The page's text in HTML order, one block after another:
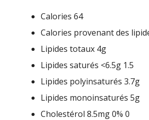
Calories 64
Calories provenant des
Lipides totaux 4g
Lipides saturés <6.5g 1.5
Lipides polyinsaturés 3.7g
Lipides monoinsaturés 5g
Cholestérol 8.5mg 0% 0